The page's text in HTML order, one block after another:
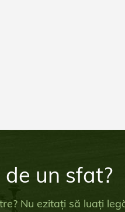
un sfat?
Nu ezitați să luați